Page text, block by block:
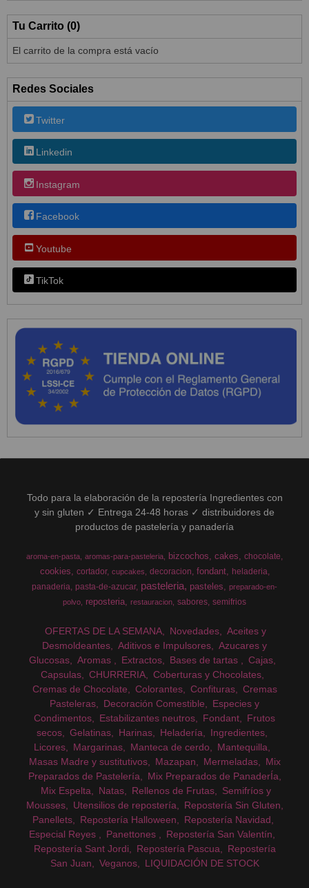
Tu Carrito (0)
El carrito de la compra está vacío
Redes Sociales
Twitter
Linkedin
Instagram
Facebook
Youtube
TikTok
Todo para la elaboración de la repostería Ingredientes con
y sin gluten ✓ Entrega 24-48 horas ✓ distribuidores de
productos de pastelería y panadería
aroma-en-pasta aromas-para-pasteleria bizcochos cakes chocolate
cookies cortador cupcakes decoracion fondant
heladeria
panaderia pasta-de-azucar pasteleria pasteles
preparado-en-
polvo
reposteria restauracion sabores semifrios
OFERTAS DE LA SEMANA Novedades
Aceites y
Desmoldeantes
Aditivos e Impulsores
Azucares y
Glucosas
Aromas Extractos Bases de tartas
Cajas
Capsulas
CHURRERIA
Coberturas y Chocolates
Cremas de Chocolate
Colorantes Confituras
Cremas
Pasteleras
Decoración Comestible
Especies y
Condimentos
Estabilizantes neutros Fondant
Frutos
secos
Gelatinas Harinas Heladería
Ingredientes
Licores
Margarinas Manteca de cerdo
Mantequilla
Masas Madre y sustitutivos
Mazapan Mermeladas
Mix
Preparados de Pastelería
Mix Preparados de PanaderÍa
Mix Espelta
Natas Rellenos de Frutas
Semifríos y
Mousses
Utensilios de repostería
Repostería Sin Gluten
Panellets
Repostería Halloween
Repostería Navidad
Especial Reyes
Panettones
Repostería San Valentín
Repostería Sant Jordi
Repostería Pascua
Repostería
San Juan
Veganos LIQUIDACIÓN DE STOCK